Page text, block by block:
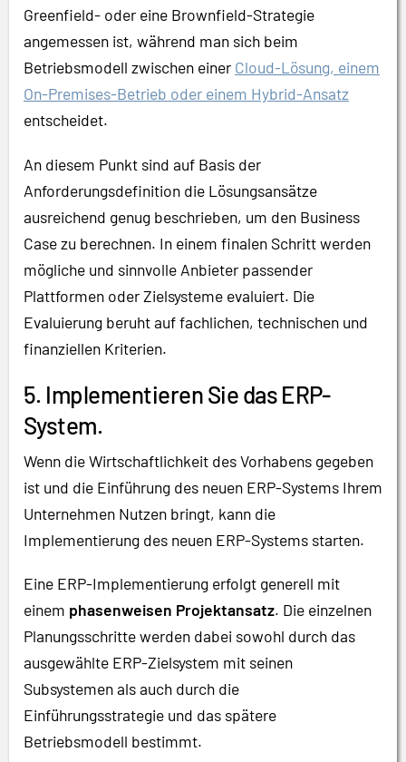
Greenfield- oder eine Brownfield-Strategie
angemessen ist, während man sich beim
Betriebsmodell zwischen einer Cloud-Lösung, einem
On-Premises-Betrieb oder einem Hybrid-Ansatz
entscheidet.
An diesem Punkt sind auf Basis der
Anforderungsdefinition die Lösungsansätze
ausreichend genug beschrieben, um den Business
Case zu berechnen. In einem finalen Schritt werden
mögliche und sinnvolle Anbieter passender
Plattformen oder Zielsysteme evaluiert. Die
Evaluierung beruht auf fachlichen, technischen und
finanziellen Kriterien.
5. Implementieren Sie das ERP-
System.
Wenn die Wirtschaftlichkeit des Vorhabens gegeben
ist und die Einführung des neuen ERP-Systems Ihrem
Unternehmen Nutzen bringt, kann die
Implementierung des neuen ERP-Systems starten.
Eine ERP-Implementierung erfolgt generell mit
einem phasenweisen Projektansatz. Die einzelnen
Planungsschritte werden dabei sowohl durch das
ausgewählte ERP-Zielsystem mit seinen
Subsystemen als auch durch die
Einführungsstrategie und das spätere
Betriebsmodell bestimmt.